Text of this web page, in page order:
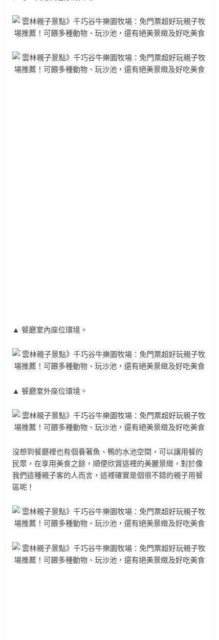
▲ 餐廳室內座位環境。
▲ 餐廳室外座位環境。
沒想到餐廳裡也有個養著魚、鴨的水池空間，可以讓用餐的
民眾，在享用美食之餘，順便欣賞這裡的美麗景緻，對於像
我們這種親子客的人而言，這裡確實是個很不錯的親子用餐
區呢！